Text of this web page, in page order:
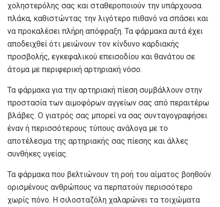
χοληστερόλης σας και σταθεροποιούν την υπάρχουσα
πλάκα, καθιστώντας την λιγότερο πιθανό να σπάσει και
να προκαλέσει πλήρη απόφραξη. Τα φάρμακα αυτά έχει
αποδειχθεί ότι μειώνουν τον κίνδυνο καρδιακής
προσβολής, εγκεφαλικού επεισοδίου και θανάτου σε
άτομα με περιφερική αρτηριακή νόσο.
Τα φάρμακα για την αρτηριακή πίεση συμβάλλουν στην
προστασία των αιμοφόρων αγγείων σας από περαιτέρω
βλάβες. Ο γιατρός σας μπορεί να σας συνταγογραφήσει
έναν ή περισσότερους τύπους ανάλογα με το
αποτέλεσμα της αρτηριακής σας πίεσης και άλλες
συνθήκες υγείας.
Τα φάρμακα που βελτιώνουν τη ροή του αίματος βοηθούν
ορισμένους ανθρώπους να περπατούν περισσότερο
χωρίς πόνο. Η σιλοσταζόλη χαλαρώνει τα τοιχώματα